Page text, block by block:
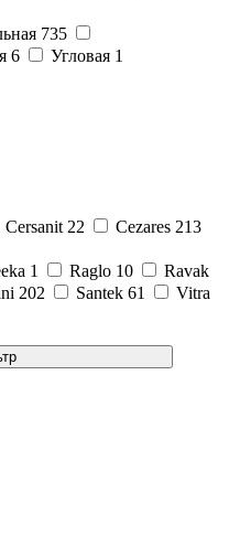
735
6 Угловая 1
Cersanit 22 Cezares 213
1 Raglo 10
Ravak
202 Santek 61
Vitra